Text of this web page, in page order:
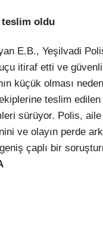
teslim oldu
E.B., Yeşilvadi
itiraf etti ve
küçük olması
teslim edilen
sürüyor. Polis,
ve olayın perde
çaplı bir